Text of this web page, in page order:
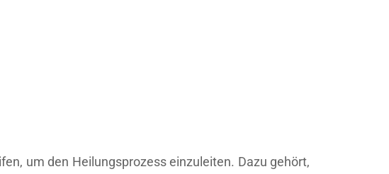
um den Heilungsprozess einzuleiten. Dazu gehört,